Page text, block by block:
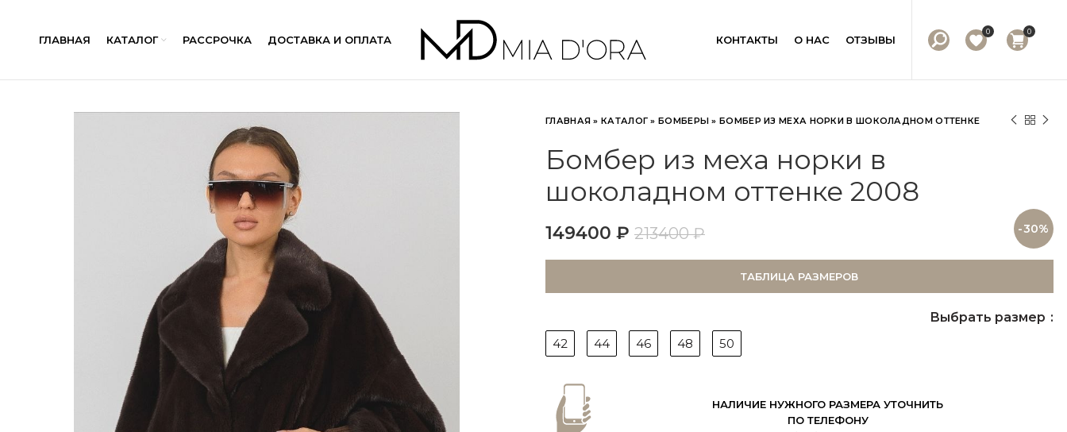
ГЛАВНАЯ КАТАЛОГ РАССРОЧКА ДОСТАВКА И ОПЛАТА КОНТАКТЫ О НАС ОТЗЫВЫ
0 0
ГЛАВНАЯ »КАТАЛОГ »БОМБЕРЫ »БОМБЕР ИЗ МЕХА НОРКИ В ШОКОЛАДНОМ ОТТЕНКЕ
Бомбер из меха норки в
шоколадном оттенке 2008
149400 ₽ 213400₽ -30%
ТАБЛИЦА РАЗМЕРОВ
Выбрать размер
42
44 46 48 50
НАЛИЧИЕ НУЖНОГО РАЗМЕРА УТОЧНИТЬ
ПО ТЕЛЕФОНУ